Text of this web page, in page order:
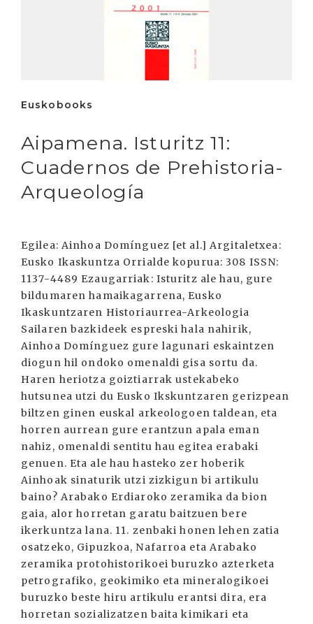
Euskobooks
Aipamena. Isturitz 11:
Cuadernos de Prehistoria-
Arqueología
Egilea: Ainhoa Domínguez [et al.] Argitaletxea:
Eusko Ikaskuntza Orrialde kopurua: 308 ISSN:
1137-4489 Ezaugarriak: Isturitz ale hau, gure
bildumaren hamaikagarrena, Eusko
Ikaskuntzaren Historiaurrea-Arkeologia
Sailaren bazkideek espreski hala nahirik,
Ainhoa Domínguez gure lagunari eskaintzen
diogun hil ondoko omenaldi gisa sortu da.
Haren heriotza goiztiarrak ustekabeko
hutsunea utzi du Eusko Ikskuntzaren gerizpean
biltzen ginen euskal arkeologoen taldean, eta
horren aurrean gure erantzun apala eman
nahiz, omenaldi sentitu hau egitea erabaki
genuen. Eta ale hau hasteko zer hoberik
Ainhoak sinaturik utzi zizkigun bi artikulu
baino? Arabako Erdiaroko zeramika da bion
gaia, alor horretan garatu baitzuen bere
ikerkuntza lana. 11. zenbaki honen lehen zatia
osatzeko, Gipuzkoa, Nafarroa eta Arabako
zeramika protohistorikoei buruzko azterketa
petrografiko, geokimiko eta mineralogikoei
buruzko beste hiru artikulu erantsi dira, era
horretan sozializatzen baita kimikari eta